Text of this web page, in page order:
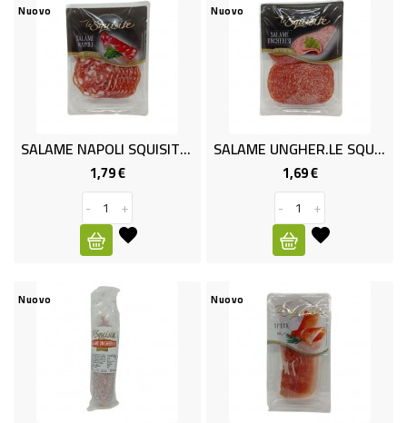
Nuovo
SALAME NAPOLI SQUISITE GR.120
1,79 €Prezzo
-
+
Nuovo
SALAME UNGHER.LE SQUISITE G120
1,69 €Prezzo
-
+
Nuovo Nuovo